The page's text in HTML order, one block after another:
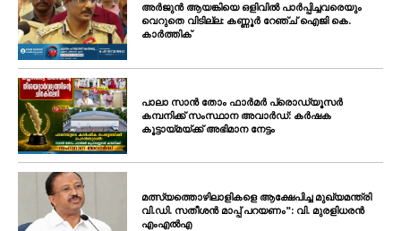
അർജുൻ ആയങ്കിയെ ഒളിവിൽ പാർപ്പിച്ചവരെയും
വെറുതെ വിടില്ല: കണ്ണൂർ റേഞ്ച് ഐജി കെ.
കാർത്തിക്
പാലാ സാൻ തോം ഫാർമർ പ്രൊഡ്യൂസർ
കമ്പനിക്ക് സംസ്ഥാന അവാർഡ്: കർഷക
കൂട്ടായ്മയ്ക്ക് അഭിമാന നേട്ടം
മത്സ്യത്തൊഴിലാളികളെ ആക്ഷേപിച്ച മുഖ്യമന്ത്രി
വി.ഡി. സതീശൻ മാപ്പ് പറയണം”: വി. മുരളിധരൻ
എംഎൽഎ